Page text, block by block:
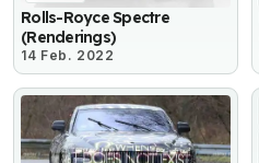
Rolls-Royce Spectre
(Renderings)
14 Feb. 2022